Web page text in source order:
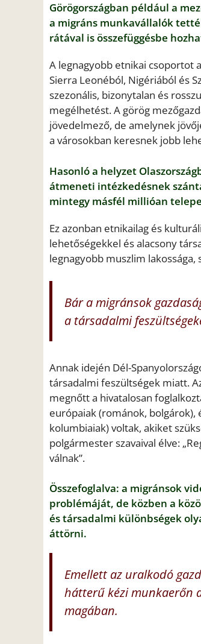
Görögországban például a
a migráns munkavállalók
rátával is összefüggésbe
A legnagyobb etnikai csoportot
Sierra Leonéból, Nigériából és
szezonális, bizonytalan és
megélhetést. A görög
jövedelmező, de amelynek
a városokban keresnek jobb
Hasonló a helyzet
átmeneti intézkedésnek
mintegy másfél millióan
Ez azonban etnikailag és
lehetőségekkel és alacsony
legnagyobb muszlim
Bár a migránsok
a társadalmi
Annak idején Dél-
társadalmi feszültségek miatt.
megnőtt a hivatalosan
európaiak (románok, bolgárok),
kolumbiaiak) voltak, akiket
polgármester szavaival élve:
válnak”.
Összefoglalva: a migránsok
problémáját, de közben a
és társadalmi különbségek
áttörni.
Emellett az uralkodó
hátterű kézi munkaerőn
magában.